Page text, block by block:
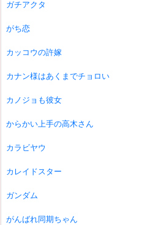
ガチアクタ
がち恋
カッコウの許嫁
カナン様はあくまでチョロい
カノジョも彼女
からかい上手の高木さん
カラビヤウ
カレイドスター
ガンダム
がんばれ同期ちゃん